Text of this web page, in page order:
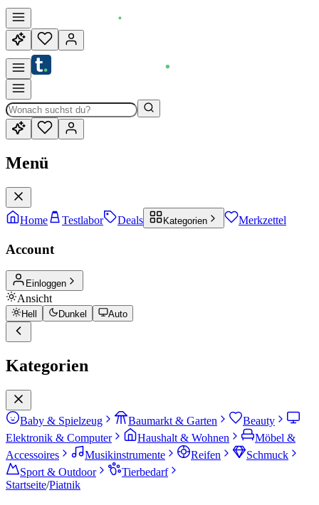
Menü
Home Testlabor Deals Kategorien Merkzettel
Account
Einloggen
Ansicht
Hell Dunkel Auto
Kategorien
Baby & Spielzeug Baumarkt & Garten
Beauty
Elektronik & Computer
Haushalt & Wohnen
Möbel &
Accessoires
Musikinstrumente Reifen
Schmuck
Sport & Outdoor
Tierbedarf
Startseite/Piatnik